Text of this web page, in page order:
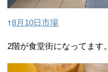
↑8月10日市場
2階が食堂街になってます。